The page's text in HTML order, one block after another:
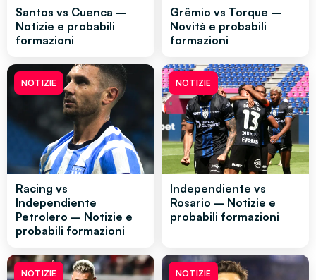
Santos vs Cuenca –
Notizie e probabili
formazioni
Grêmio vs Torque –
Novità e probabili
formazioni
NOTIZIE
Racing vs
Independiente
Petrolero – Notizie e
probabili formazioni
NOTIZIE
Independiente vs
Rosario – Notizie e
probabili formazioni
NOTIZIE NOTIZIE